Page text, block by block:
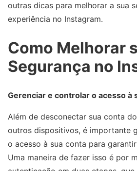
outras dicas para melhorar a sua
experiência no Instagram.
Como Melhorar
Segurança no
Gerenciar e controlar o acesso à
Além de desconectar sua conta
outros dispositivos, é importante
o acesso à sua conta para
Uma maneira de fazer isso é por